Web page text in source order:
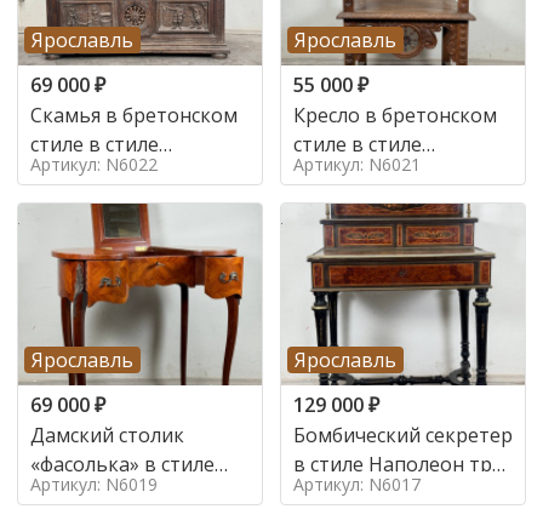
Ярославль
69 000₽
Скамья в бретонском
стиле в стиле
Артикул: N6022
Ярославль
55 000₽
Кресло в бретонском
стиле в стиле
Артикул: N6021
Ярославль
69 000₽
Дамский столик
«фасолька» в стиле
Луи 16,
Артикул: N6019
Ярославль
129 000₽
Бомбический секретер
в стиле Наполеон труа
в стиле
Артикул: N6017